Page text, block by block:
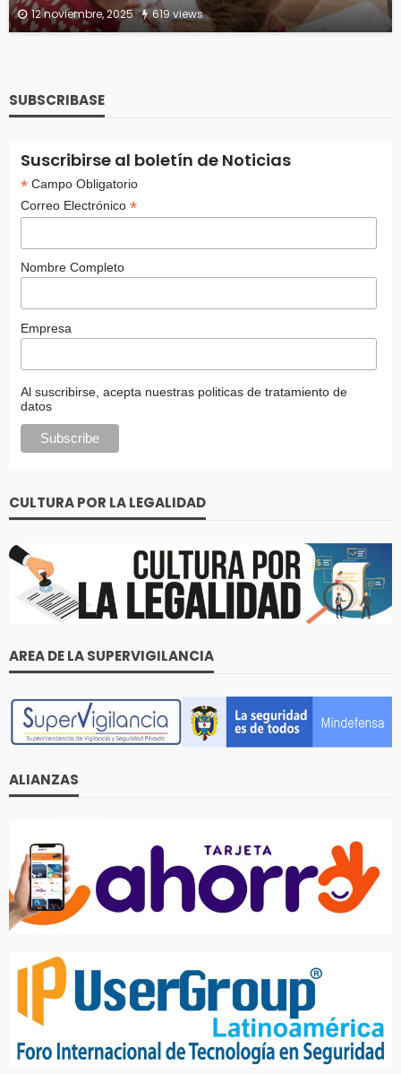
12 noviembre, 2025 619 views
SUBSCRIBASE
Suscribirse al boletín de Noticias
*Campo Obligatorio
Correo Electrónico *
Nombre Completo
Empresa
Al suscribirse, acepta nuestras politicas de tratamiento de
datos
CULTURA POR LA LEGALIDAD
AREA DE LA SUPERVIGILANCIA
ALIANZAS